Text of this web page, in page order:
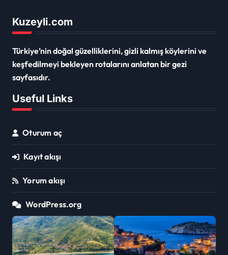
Kuzeyli.com
Türkiye’nin doğal güzelliklerini, gizli kalmış köylerini ve
keşfedilmeyi bekleyen rotalarını anlatan bir gezi
sayfasıdır.
Useful Links
Oturum aç
Kayıt akışı
Yorum akışı
WordPress.org